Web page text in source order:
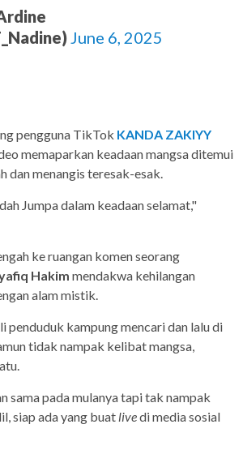
June 6, 2025
pengguna TikTok KANDA ZAKIYY
memaparkan keadaan mangsa ditemui
dan menangis teresak-esak.
Jumpa dalam keadaan selamat,"
ke ruangan komen seorang
Hakim mendakwa kehilangan
alam mistik.
penduduk kampung mencari dan lalu di
tidak nampak kelibat mangsa,
sama pada mulanya tapi tak nampak
siap ada yang buat livedi media sosial